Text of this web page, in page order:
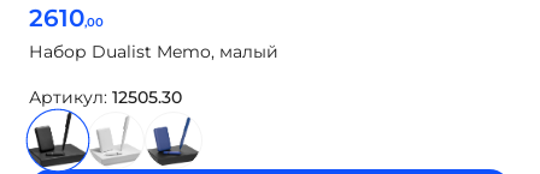
2610,00
Набор Dualist Memo, малый
Артикул: 12505.30